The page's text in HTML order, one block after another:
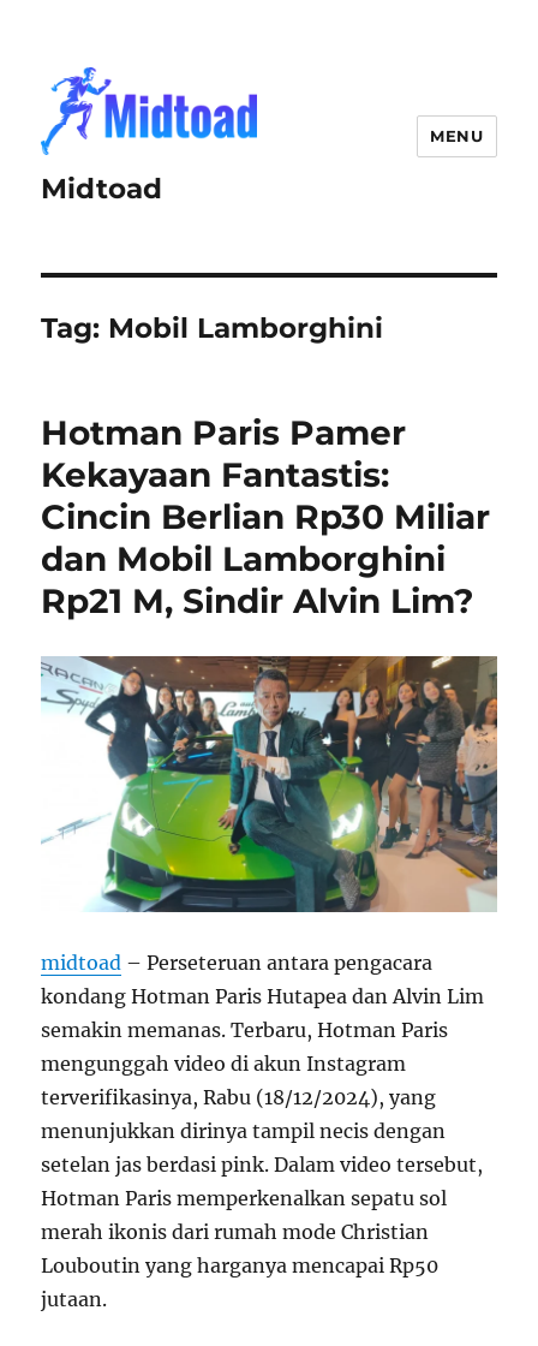
Midtoad
MENU
Tag: Mobil Lamborghini
Hotman Paris Pamer
Kekayaan Fantastis:
Cincin Berlian Rp30 Miliar
dan Mobil Lamborghini
Rp21 M, Sindir Alvin Lim?
midtoad – Perseteruan antara pengacara
kondang Hotman Paris Hutapea dan Alvin Lim
semakin memanas. Terbaru, Hotman Paris
mengunggah video di akun Instagram
terverifikasinya, Rabu (18/12/2024), yang
menunjukkan dirinya tampil necis dengan
setelan jas berdasi pink. Dalam video tersebut,
Hotman Paris memperkenalkan sepatu sol
merah ikonis dari rumah mode Christian
Louboutin yang harganya mencapai Rp50
jutaan.